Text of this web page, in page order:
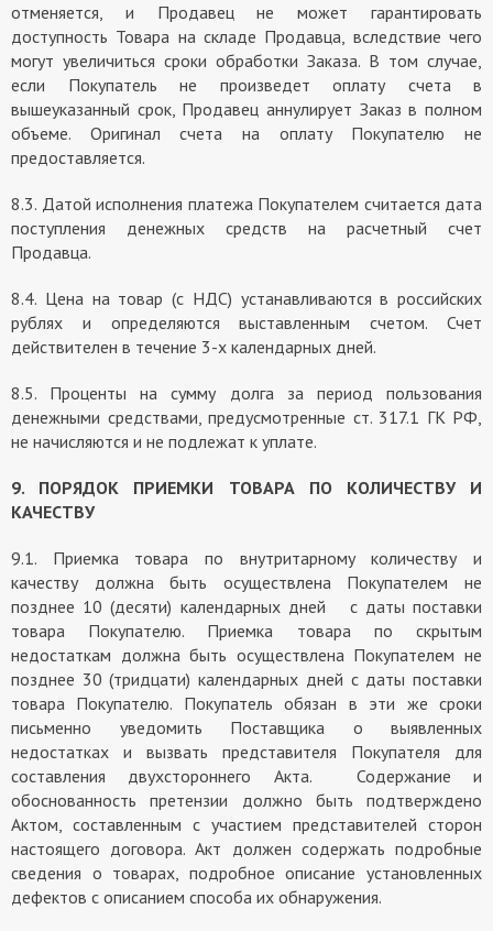
отменяется, и Продавец не может гарантировать
доступность Товара на складе Продавца, вследствие чего
могут увеличиться сроки обработки Заказа. В том случае,
если Покупатель не произведет оплату счета в
вышеуказанный срок, Продавец аннулирует Заказ в полном
объеме. Оригинал счета на оплату Покупателю не
предоставляется.
8.3. Датой исполнения платежа Покупателем считается дата
поступления денежных средств на расчетный счет
Продавца.
8.4. Цена на товар (с НДС) устанавливаются в российских
рублях и определяются выставленным счетом. Счет
действителен в течение 3-х календарных дней.
8.5. Проценты на сумму долга за период пользования
денежными средствами, предусмотренные ст. 317.1 ГК РФ,
не начисляются и не подлежат к уплате.
9. ПОРЯДОК ПРИЕМКИ ТОВАРА ПО КОЛИЧЕСТВУ И
КАЧЕСТВУ
9.1. Приемка товара по внутритарному количеству и
качеству должна быть осуществлена Покупателем не
позднее 10 (десяти) календарных дней с даты поставки
товара Покупателю. Приемка товара по скрытым
недостаткам должна быть осуществлена Покупателем не
позднее 30 (тридцати) календарных дней с даты поставки
товара Покупателю. Покупатель обязан в эти же сроки
письменно уведомить Поставщика о выявленных
недостатках и вызвать представителя Покупателя для
составления двухстороннего Акта. Содержание и
обоснованность претензии должно быть подтверждено
Актом, составленным с участием представителей сторон
настоящего договора. Акт должен содержать подробные
сведения о товарах, подробное описание установленных
дефектов с описанием способа их обнаружения.